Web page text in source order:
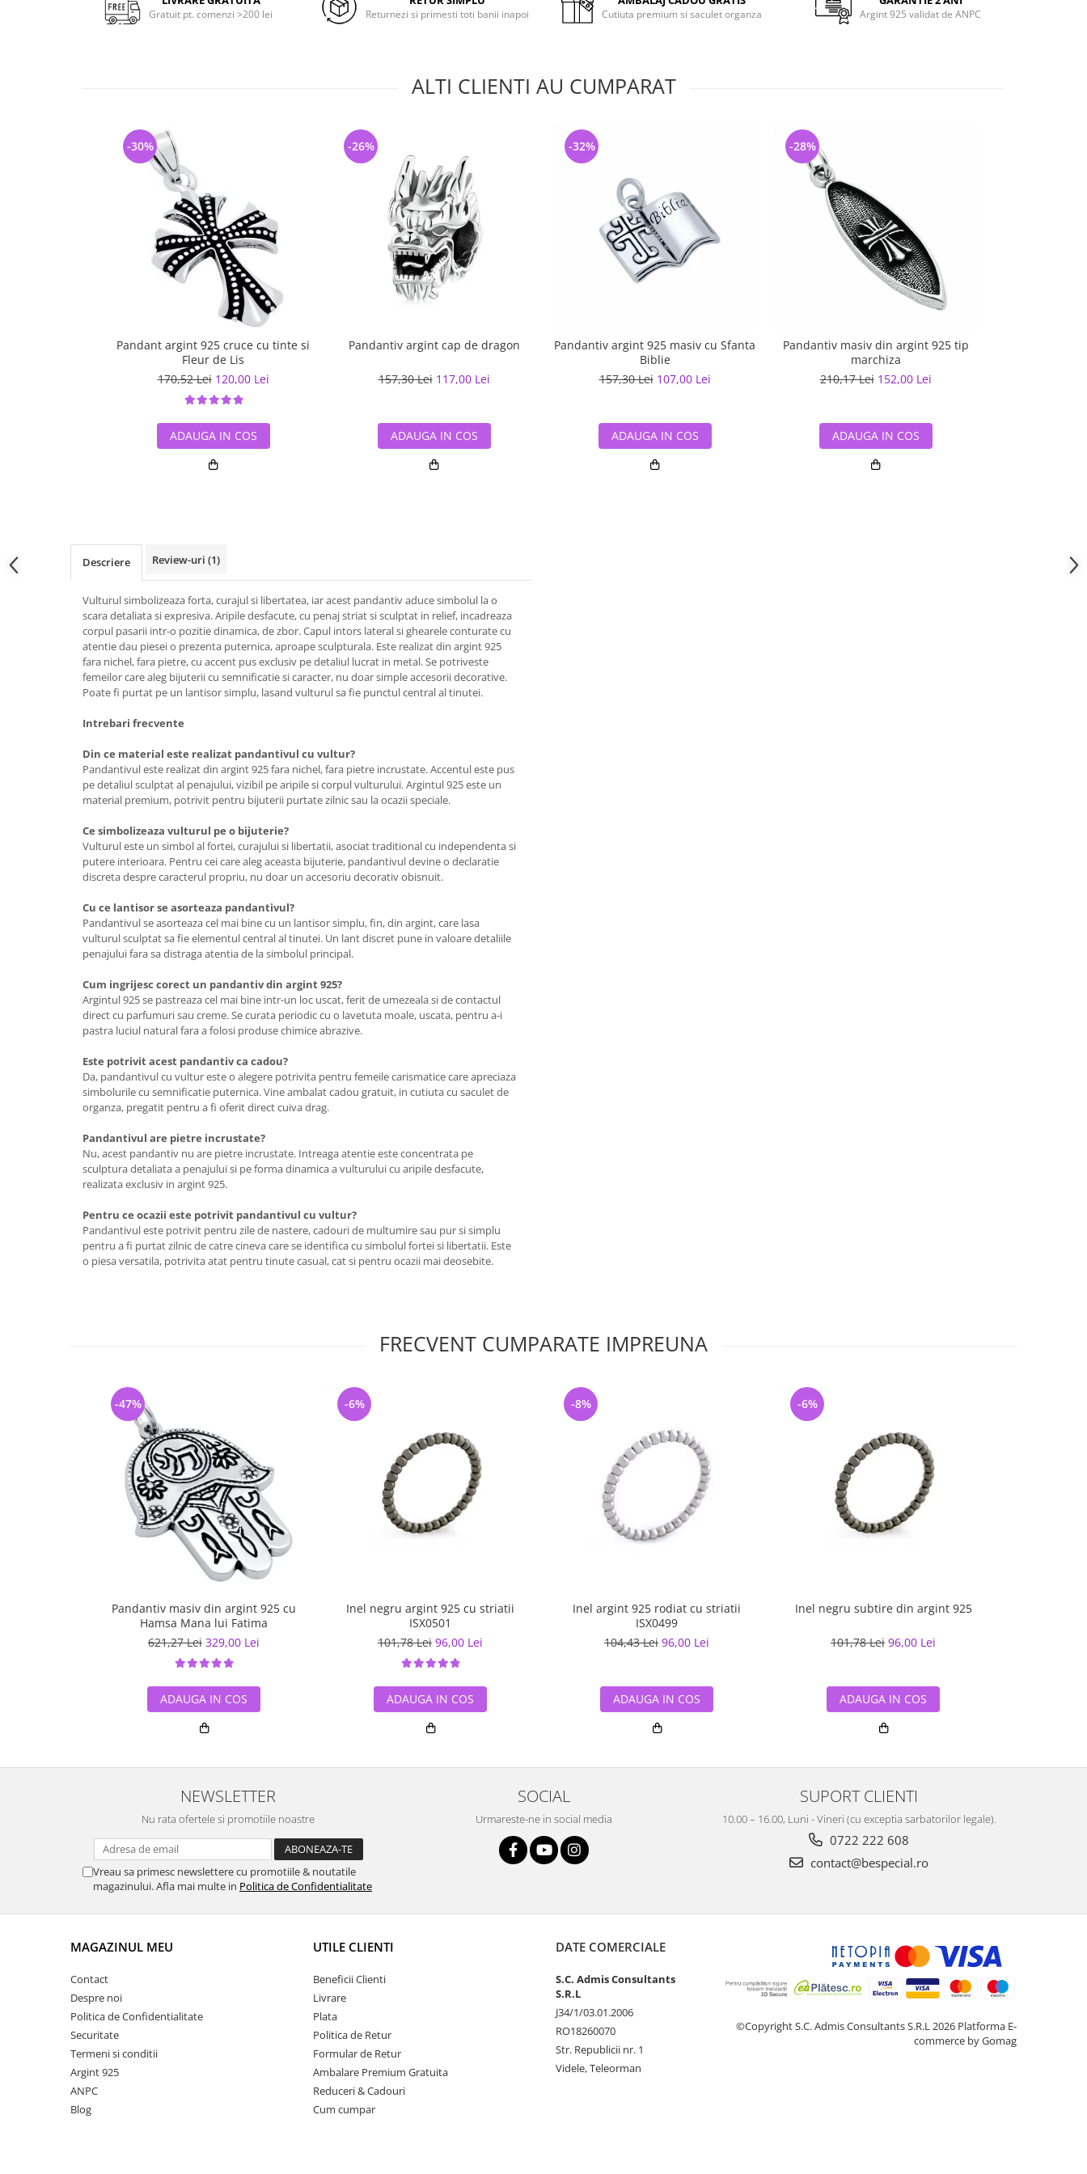
Gratuit pt. comenzi >200 lei Returnezi si primesti toti banii inapoi Cutiuta premium si saculet organza Argint 925 validat de ANPC
ALTI CLIENTI AU CUMPARAT
Pandant argint 925 cruce cu tinte si
Fleur de Lis
170,52 Lei 120,00 Lei
-30%
ADAUGA IN COS
Pandantiv argint cap de dragon
157,30 Lei 117,00 Lei
-26%
ADAUGA IN COS
Pandantiv argint 925 masiv cu Sfanta
Biblie
157,30 Lei 107,00 Lei
-32%
ADAUGA IN COS
Pandantiv masiv din argint 925 tip
marchiza
210,17 Lei 152,00 Lei
-28%
ADAUGA IN COS
Descriere Review-uri (1)
Vulturul simbolizeaza forta, curajul si libertatea, iar acest pandantiv aduce simbolul la o
scara detaliata si expresiva. Aripile desfacute, cu penaj striat si sculptat in relief, incadreaza
corpul pasarii intr-o pozitie dinamica, de zbor. Capul intors lateral si ghearele conturate cu
atentie dau piesei o prezenta puternica, aproape sculpturala. Este realizat din argint 925
fara nichel, fara pietre, cu accent pus exclusiv pe detaliul lucrat in metal. Se potriveste
femeilor care aleg bijuterii cu semnificatie si caracter, nu doar simple accesorii decorative.
Poate fi purtat pe un lantisor simplu, lasand vulturul sa fie punctul central al tinutei.
Intrebari frecvente
Din ce material este realizat pandantivul cu vultur?
Pandantivul este realizat din argint 925 fara nichel, fara pietre incrustate. Accentul este pus
pe detaliul sculptat al penajului, vizibil pe aripile si corpul vulturului. Argintul 925 este un
material premium, potrivit pentru bijuterii purtate zilnic sau la ocazii speciale.
Ce simbolizeaza vulturul pe o bijuterie?
Vulturul este un simbol al fortei, curajului si libertatii, asociat traditional cu independenta si
putere interioara. Pentru cei care aleg aceasta bijuterie, pandantivul devine o declaratie
discreta despre caracterul propriu, nu doar un accesoriu decorativ obisnuit.
Cu ce lantisor se asorteaza pandantivul?
Pandantivul se asorteaza cel mai bine cu un lantisor simplu, fin, din argint, care lasa
vulturul sculptat sa fie elementul central al tinutei. Un lant discret pune in valoare detaliile
penajului fara sa distraga atentia de la simbolul principal.
Cum ingrijesc corect un pandantiv din argint 925?
Argintul 925 se pastreaza cel mai bine intr-un loc uscat, ferit de umezeala si de contactul
direct cu parfumuri sau creme. Se curata periodic cu o lavetuta moale, uscata, pentru a-i
pastra luciul natural fara a folosi produse chimice abrazive.
Este potrivit acest pandantiv ca cadou?
Da, pandantivul cu vultur este o alegere potrivita pentru femeile carismatice care apreciaza
simbolurile cu semnificatie puternica. Vine ambalat cadou gratuit, in cutiuta cu saculet de
organza, pregatit pentru a fi oferit direct cuiva drag.
Pandantivul are pietre incrustate?
Nu, acest pandantiv nu are pietre incrustate. Intreaga atentie este concentrata pe
sculptura detaliata a penajului si pe forma dinamica a vulturului cu aripile desfacute,
realizata exclusiv in argint 925.
Pentru ce ocazii este potrivit pandantivul cu vultur?
Pandantivul este potrivit pentru zile de nastere, cadouri de multumire sau pur si simplu
pentru a fi purtat zilnic de catre cineva care se identifica cu simbolul fortei si libertatii. Este
o piesa versatila, potrivita atat pentru tinute casual, cat si pentru ocazii mai deosebite.
FRECVENT CUMPARATE IMPREUNA
Pandantiv masiv din argint 925 cu
Hamsa Mana lui Fatima
621,27 Lei 329,00 Lei
-47%
ADAUGA IN COS
Inel negru argint 925 cu striatii
ISX0501
101,78 Lei 96,00 Lei
-6%
ADAUGA IN COS
Inel argint 925 rodiat cu striatii
ISX0499
104,43 Lei 96,00 Lei
-8%
ADAUGA IN COS
Inel negru subtire din argint 925
101,78 Lei 96,00 Lei
-6%
ADAUGA IN COS
NEWSLETTER
Nu rata ofertele si promotiile noastre
Vreau sa primesc newslettere cu promotiile & noutatile
magazinului. Afla mai multe in Politica de Confidentialitate
SOCIAL
Urmareste-ne in social media
SUPORT CLIENTI
10.00 – 16.00, Luni - Vineri (cu exceptia sarbatorilor legale).
0722 222 608
contact@bespecial.ro
MAGAZINUL MEU
Contact
Despre noi
Politica de Confidentialitate
Securitate
Termeni si conditii
Argint 925
ANPC
Blog
UTILE CLIENTI
Beneficii Clienti
Livrare
Plata
Politica de Retur
Formular de Retur
Ambalare Premium Gratuita
Reduceri & Cadouri
Cum cumpar
DATE COMERCIALE
S.C. Admis Consultants
S.R.L
J34/1/03.01.2006
RO18260070
Str. Republicii nr. 1
Videle, Teleorman
©Copyright S.C. Admis Consultants S.R.L 2026 Platforma E-
commerce by Gomag